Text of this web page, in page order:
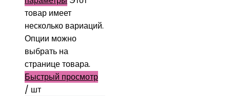
товар имеет
несколько вариаций.
Опции можно
выбрать на
странице товара.
Быстрый просмотр
/ шт